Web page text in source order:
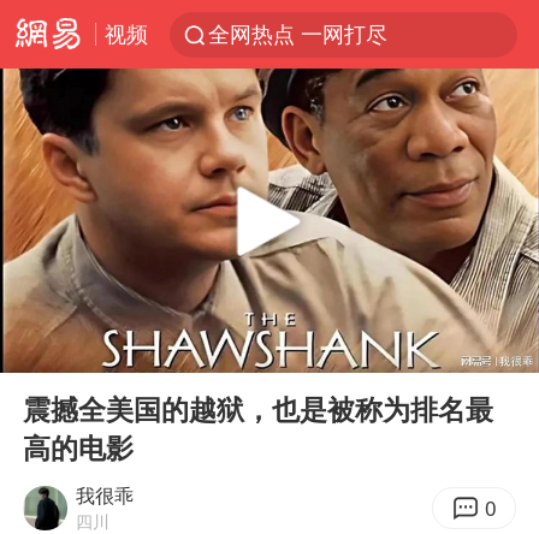
视频 全网热点 一网打尽
Play
06:22
震撼全美国的越狱，也是被称为排名最
高的电影
我很乖
四川 0